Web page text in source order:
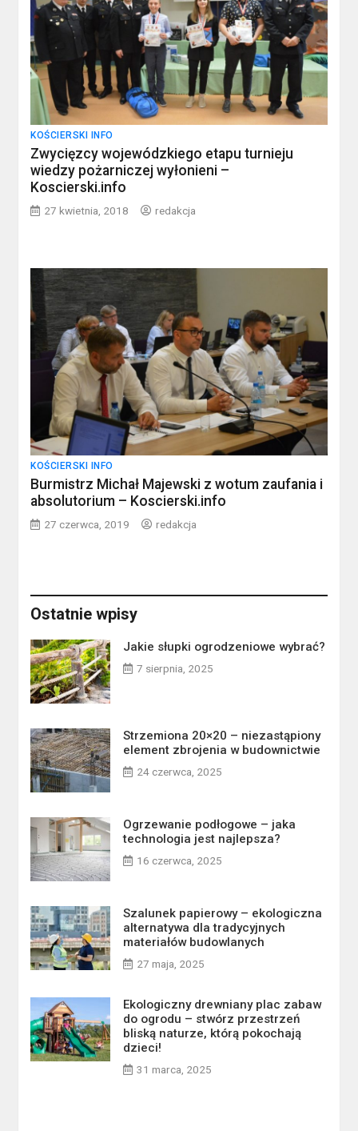
KOŚCIERSKI INFO
Zwycięzcy wojewódzkiego etapu turnieju
wiedzy pożarniczej wyłonieni –
Koscierski.info
27 kwietnia, 2018 redakcja
KOŚCIERSKI INFO
Burmistrz Michał Majewski z wotum zaufania i
absolutorium – Koscierski.info
27 czerwca, 2019 redakcja
Ostatnie wpisy
Jakie słupki ogrodzeniowe wybrać?
7 sierpnia, 2025
Strzemiona 20×20 – niezastąpiony
element zbrojenia w budownictwie
24 czerwca, 2025
Ogrzewanie podłogowe – jaka
technologia jest najlepsza?
16 czerwca, 2025
Szalunek papierowy – ekologiczna
alternatywa dla tradycyjnych
materiałów budowlanych
27 maja, 2025
Ekologiczny drewniany plac zabaw
do ogrodu – stwórz przestrzeń
bliską naturze, którą pokochają
dzieci!
31 marca, 2025